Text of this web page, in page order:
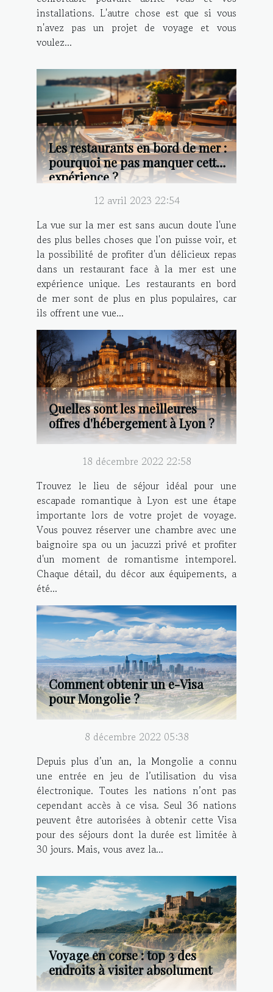
installations. L'autre chose est que si vous
n'avez pas un projet de voyage et vous
voulez...
Les restaurants en bord de mer :
pourquoi ne pas manquer cette
expérience ?
12 avril 2023 22:54
La vue sur la mer est sans aucun doute l'une
des plus belles choses que l'on puisse voir, et
la possibilité de profiter d'un délicieux repas
dans un restaurant face à la mer est une
expérience unique. Les restaurants en bord
de mer sont de plus en plus populaires, car
ils offrent une vue...
Quelles sont les meilleures
offres d'hébergement à Lyon ?
18 décembre 2022 22:58
Trouvez le lieu de séjour idéal pour une
escapade romantique à Lyon est une étape
importante lors de votre projet de voyage.
Vous pouvez réserver une chambre avec une
baignoire spa ou un jacuzzi privé et profiter
d'un moment de romantisme intemporel.
Chaque détail, du décor aux équipements, a
été...
Comment obtenir un e-Visa
pour Mongolie ?
8 décembre 2022 05:38
Depuis plus d’un an, la Mongolie a connu
une entrée en jeu de l’utilisation du visa
électronique. Toutes les nations n’ont pas
cependant accès à ce visa. Seul 36 nations
peuvent être autorisées à obtenir cette Visa
pour des séjours dont la durée est limitée à
30 jours. Mais, vous avez la...
Voyage en corse : top 3 des
endroits à visiter absolument